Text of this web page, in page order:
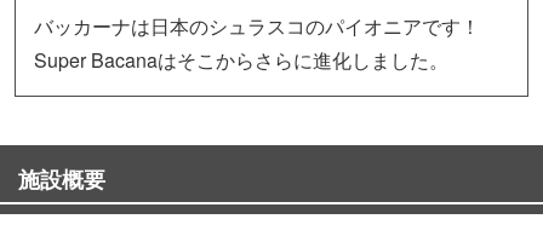
バッカーナは日本のシュラスコのパイオニアです！
Super Bacanaはそこからさらに進化しました。
施設概要